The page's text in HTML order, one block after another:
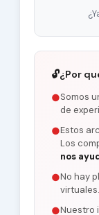
🔓¿Por
●Somos
de
●Estos
Los
nos
●No hay
virtuales.
●Nuestro